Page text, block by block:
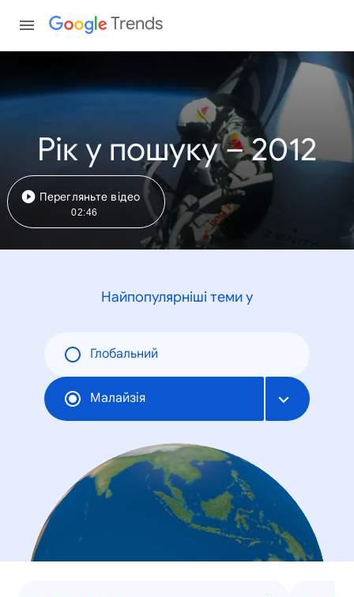
Trends
Рік у пошуку – 2012
Перегляньте відео
02:46
Найпопулярніші теми у
Глобальний
Малайзія